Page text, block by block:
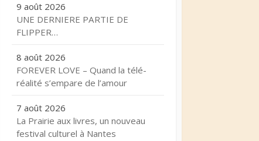
9 août 2026
UNE DERNIERE PARTIE DE
FLIPPER…
8 août 2026
FOREVER LOVE – Quand la télé-
réalité s’empare de l’amour
7 août 2026
La Prairie aux livres, un nouveau
festival culturel à Nantes